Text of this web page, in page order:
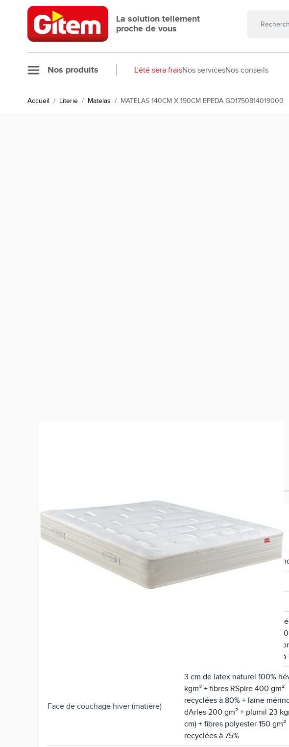
Allez au contenu
La solution tellement
proche de vous
Nos produits L'été sera fraisNos servicesNos conseils
Accueil / Literie / Matelas / MATELAS 140CM X 190CM EPEDA GD1750814019000
Certification Oeko Tex Standard 100 Oui
Collection Origines gaya
Soutien équilibré et accueil
Dimensions du couchage 140 x 190 cm
Fibres RSpire 400 gm²
80% + laine mérinos dArles
+ plumil 23 kgm³ (2,5 cm) +
polyester 150 gm² recyclées à
Face de couchage hiver (matière)
3 cm de latex naturel 100%
kgm³ + fibres RSpire 400 gm²
recyclées à 80% + laine
dArles 200 gm² + plumil 23
cm) + fibres polyester 150 gm²
recyclées à 75%